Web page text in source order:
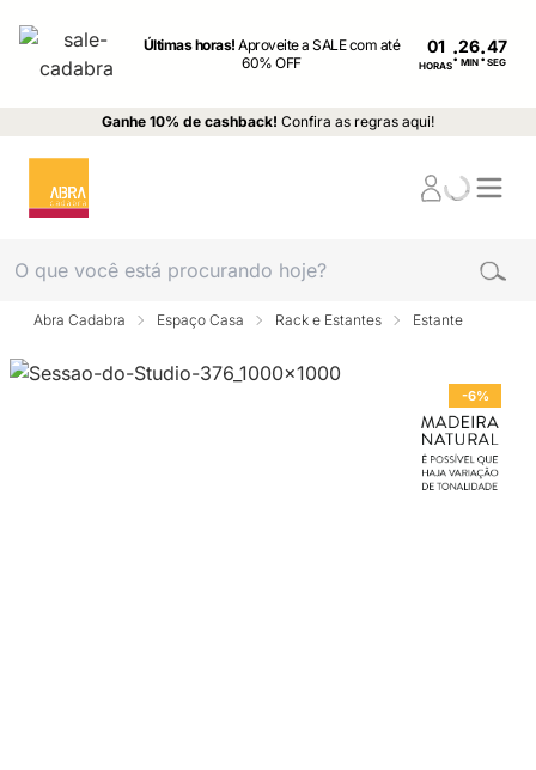
Últimas horas!Aproveite a SALE com até
60% OFF
01
HORAS: MIN : SEG
Ganhe 10% de cashback! Confira as regras aqui!
Abra Cadabra Espaço Casa Rack e Estantes Estante
-6%